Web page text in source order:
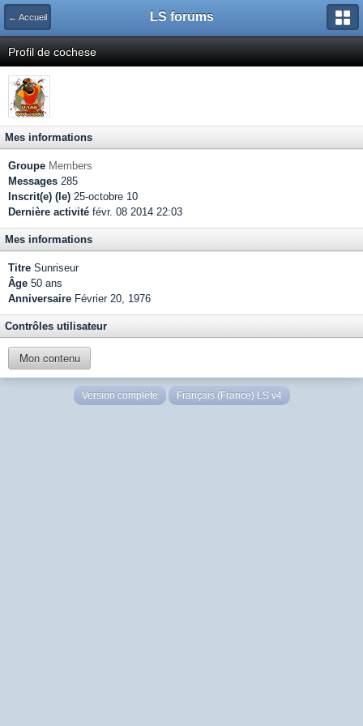
← Accueil LS forums
Profil de cochese
Mes informations
Groupe Members
Messages 285
Inscrit(e) (le) 25-octobre 10
Dernière activité févr. 08 2014 22:03
Mes informations
Titre Sunriseur
Âge 50 ans
Anniversaire Février 20, 1976
Contrôles utilisateur
Mon contenu
Version complète Français (France) LS v4